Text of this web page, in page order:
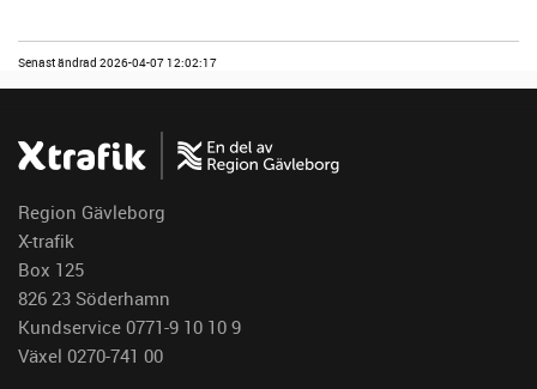
Senast ändrad 2026-04-07 12:02:17
Region Gävleborg
X-trafik
Box 125
826 23 Söderhamn
Kundservice 0771-9 10 10 9
Växel 0270-741 00